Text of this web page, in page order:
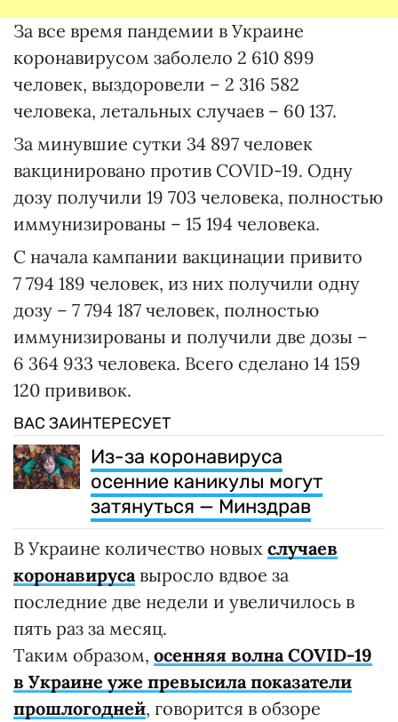
За все время пандемии в Украине
коронавирусом заболело 2 610 899
человек, выздоровели – 2 316 582
человека, летальных случаев – 60 137.
За минувшие сутки 34 897 человек
вакцинировано против COVID-19. Одну
дозу получили 19 703 человека, полностью
иммунизированы – 15 194 человека.
С начала кампании вакцинации привито
7 794 189 человек, из них получили одну
дозу – 7 794 187 человек, полностью
иммунизированы и получили две дозы –
6 364 933 человека. Всего сделано 14 159
120 прививок.
ВАС ЗАИНТЕРЕСУЕТ
Из-за коронавируса
осенние каникулы могут
затянуться — Минздрав
В Украине количество новых случаев
коронавирусавыросло вдвое за
последние две недели и увеличилось в
пять раз за месяц.
Таким образом, осенняя волна СOVID-19
в Украине уже превысила показатели
прошлогодней, говорится в обзоре